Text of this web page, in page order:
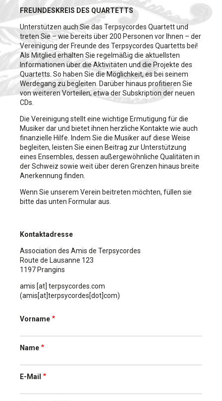
FREUNDESKREIS DES QUARTETTS
Unterstützen auch Sie das Terpsycordes Quartett und
treten Sie – wie bereits über 200 Personen vor Ihnen – der
Vereinigung der Freunde des Terpsycordes Quartetts bei!
Als Mitglied erhalten Sie regelmäßig die aktuellsten
Informationen über die Aktivitäten und die Projekte des
Quartetts. So haben Sie die Möglichkeit, es bei seinem
Werdegang zu begleiten. Darüber hinaus profitieren Sie
von weiteren Vorteilen, etwa der Subskription der neuen
CDs.
Die Vereinigung stellt eine wichtige Ermutigung für die
Musiker dar und bietet ihnen herzliche Kontakte wie auch
finanzielle Hilfe. Indem Sie die Musiker auf diese Weise
begleiten, leisten Sie einen Beitrag zur Unterstützung
eines Ensembles, dessen außergewöhnliche Qualitäten in
der Schweiz sowie weit über deren Grenzen hinaus breite
Anerkennung finden.
Wenn Sie unserem Verein beitreten möchten, füllen sie
bitte das unten Formular aus.
Kontaktadresse
Association des Amis de Terpsycordes
Route de Lausanne 123
1197 Prangins
amis [at] terpsycordes com
(amis[at]terpsycordes[dot]com)
Vorname
Name
E-Mail